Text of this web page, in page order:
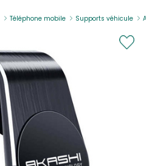
Téléphone mobile Supports véhicule